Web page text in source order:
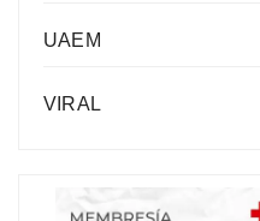
UAEM
VIRAL